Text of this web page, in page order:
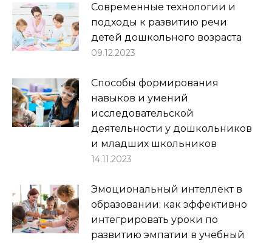
Современные технологии и
подходы к развитию речи
детей дошкольного возраста
09.12.2023
Способы формирования
навыков и умений
исследовательской
деятельности у дошкольников
и младших школьников
14.11.2023
Эмоциональный интеллект в
образовании: как эффективно
интегрировать уроки по
развитию эмпатии в учебный